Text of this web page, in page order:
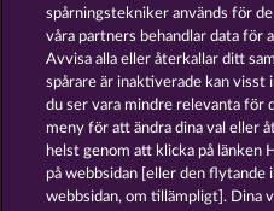
FANCY FRUITS
spårningstekniker används för
våra partners behandlar data för
Avvisa alla eller återkallar ditt
spårare är inaktiverade kan visst
du ser vara mindre relevanta för
meny för att ändra dina val eller
helst genom att klicka på länken
på webbsidan [eller den flytande
webbsidan, om tillämpligt]. Dina